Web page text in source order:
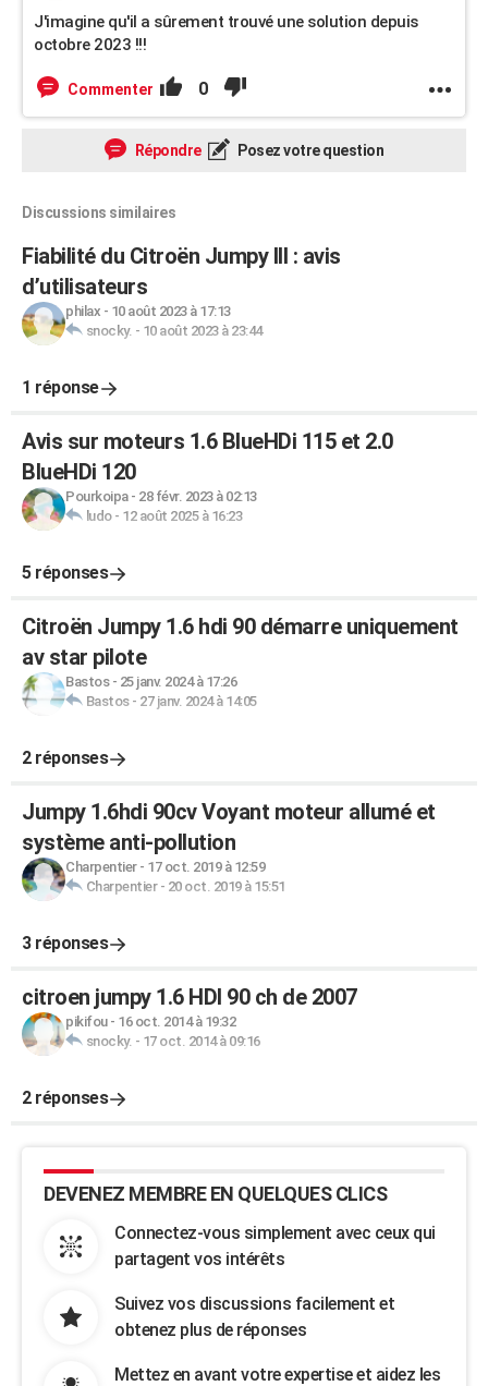
J'imagine qu'il a sûrement trouvé une solution depuis
octobre 2023 !!!
Commenter 0
Répondre Posez votre question
Discussions similaires
Fiabilité du Citroën Jumpy III : avis
d’utilisateurs
philax - 10 août 2023 à 17:13
snocky. - 10 août 2023 à 23:44
1 réponse
Avis sur moteurs 1.6 BlueHDi 115 et 2.0
BlueHDi 120
Pourkoipa- 28 févr. 2023 à 02:13
ludo- 12 août 2025 à 16:23
5 réponses
Citroën Jumpy 1.6 hdi 90 démarre uniquement
av star pilote
Bastos- 25 janv. 2024 à 17:26
Bastos- 27 janv. 2024 à 14:05
2 réponses
Jumpy 1.6hdi 90cv Voyant moteur allumé et
système anti-pollution
Charpentier- 17 oct. 2019 à 12:59
Charpentier- 20 oct. 2019 à 15:51
3 réponses
citroen jumpy 1.6 HDI 90 ch de 2007
pikifou- 16 oct. 2014 à 19:32
snocky. - 17 oct. 2014 à 09:16
2 réponses
DEVENEZ MEMBRE EN QUELQUES CLICS
Connectez-vous simplement avec ceux qui
partagent vos intérêts
Suivez vos discussions facilement et
obtenez plus de réponses
Mettez en avant votre expertise et aidez les